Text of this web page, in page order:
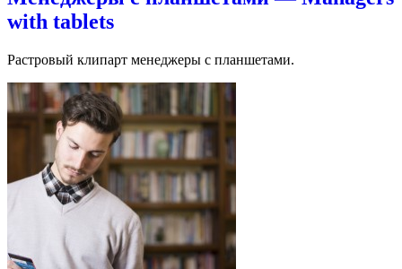
with tablets
Растровый клипарт менеджеры с планшетами.